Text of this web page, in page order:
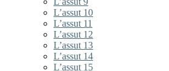
L’assut 10
L’assut 11
L’assut 12
L’assut 13
L’assut 14
L’assut 15